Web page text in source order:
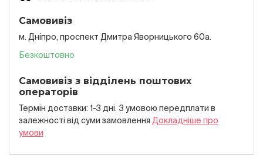
Самовивіз
м. Дніпро, проспект Дмитра Яворницького 60а.
Безкоштовно
Самовивіз з відділень поштових
операторів
Термін доставки: 1-3 дні. З умовою передплати в
залежностi вiд суми замовлення Докладнiше про
умови